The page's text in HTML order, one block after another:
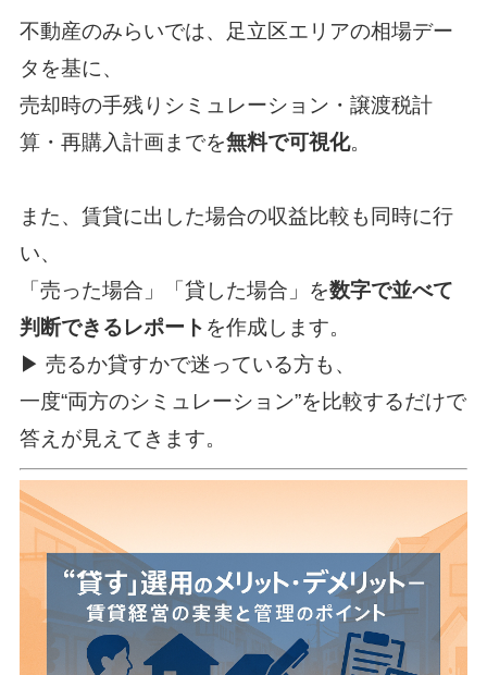
不動産のみらいでは、足立区エリアの相場デー
タを基に、
売却時の手残りシミュレーション・譲渡税計
算・再購入計画までを無料で可視化。
また、賃貸に出した場合の収益比較も同時に行
い、
「売った場合」「貸した場合」を数字で並べて
判断できるレポート を作成します。
▶ 売るか貸すかで迷っている方も、
一度“両方のシミュレーション”を比較するだけで
答えが見えてきます。